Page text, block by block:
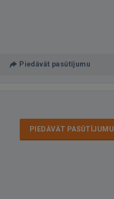
Piedāvāt pasūtījumu
PIEDĀVĀT PASŪTĪJUMU